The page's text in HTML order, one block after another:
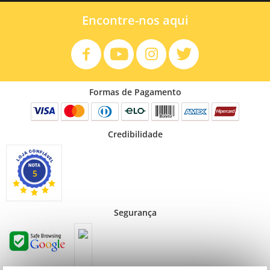
Encontre-nos aqui
Formas de Pagamento
Credibilidade
5
Segurança